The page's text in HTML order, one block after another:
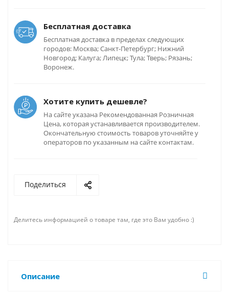
Бесплатная доставка
Бесплатная доставка в пределах следующих
городов: Москва; Санкт-Петербург; Нижний
Новгород; Калуга; Липецк; Тула; Тверь; Рязань;
Воронеж.
Хотите купить дешевле?
На сайте указана Рекомендованная Розничная
Цена, которая устанавливается производителем.
Окончательную стоимость товаров уточняйте у
операторов по указанным на сайте контактам.
Поделиться
Делитесь информацией о товаре там, где это Вам удобно :)
Описание